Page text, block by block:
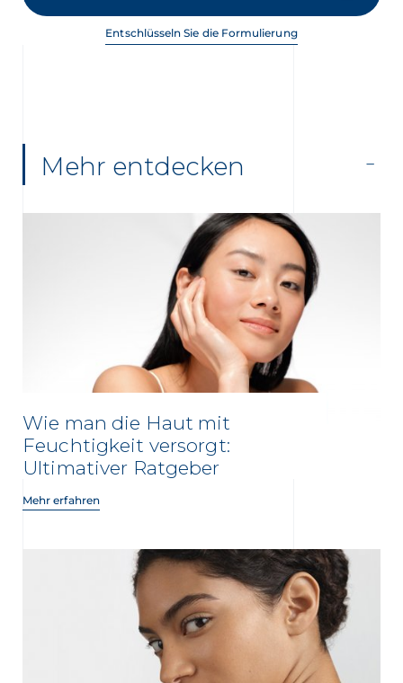
Entschlüsseln Sie die Formulierung
Mehr entdecken
Wie man die Haut mit
Feuchtigkeit versorgt:
Ultimativer Ratgeber
Mehr erfahren